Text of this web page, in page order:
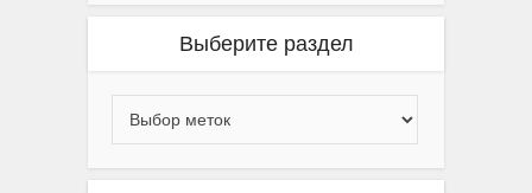
Выберите раздел